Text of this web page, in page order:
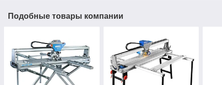
Подобные товары компании